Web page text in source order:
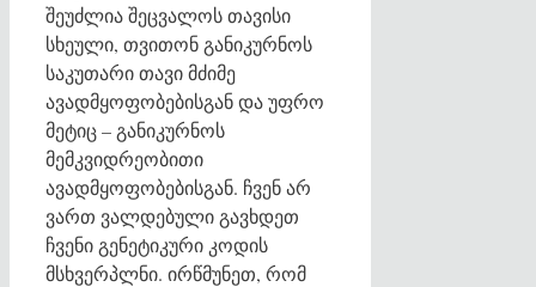
შეუძლია შეცვალოს თავისი
სხეული, თვითონ განიკურნოს
საკუთარი თავი მძიმე
ავადმყოფობებისგან და უფრო
მეტიც – განიკურნოს
მემკვიდრეობითი
ავადმყოფობებისგან. ჩვენ არ
ვართ ვალდებული გავხდეთ
ჩვენი გენეტიკური კოდის
მსხვერპლნი. ირწმუნეთ, რომ